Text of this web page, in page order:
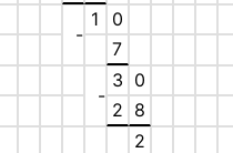
-
1
0
7
-
3 0
2 8
2